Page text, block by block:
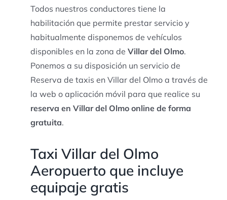
Todos nuestros conductores tiene la
habilitación que permite prestar servicio y
habitualmente disponemos de vehículos
disponibles en la zona de Villar del Olmo.
Ponemos a su disposición un servicio de
Reserva de taxis en Villar del Olmo a través de
la web o aplicación móvil para que realice su
reserva en Villar del Olmo online de forma
gratuita.
Taxi Villar del Olmo
Aeropuerto que incluye
equipaje gratis